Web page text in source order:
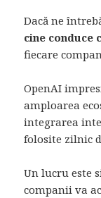
Dacă ne
cine conduce
fiecare
OpenAI
amploarea
integrarea
folosite zilnic
Un lucru este
companii va